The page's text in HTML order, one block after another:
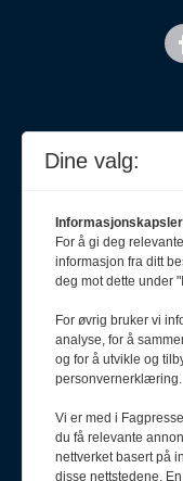
Meld deg
Dine valg:
For å gi deg
informasjon fra ditt
deg mot dette under
For øvrig bruker vi
analyse, for å
og for å utvikle og
personvernerklæring.
Vi er med i
du få relevante
nettverket basert på
disse nettstedene.